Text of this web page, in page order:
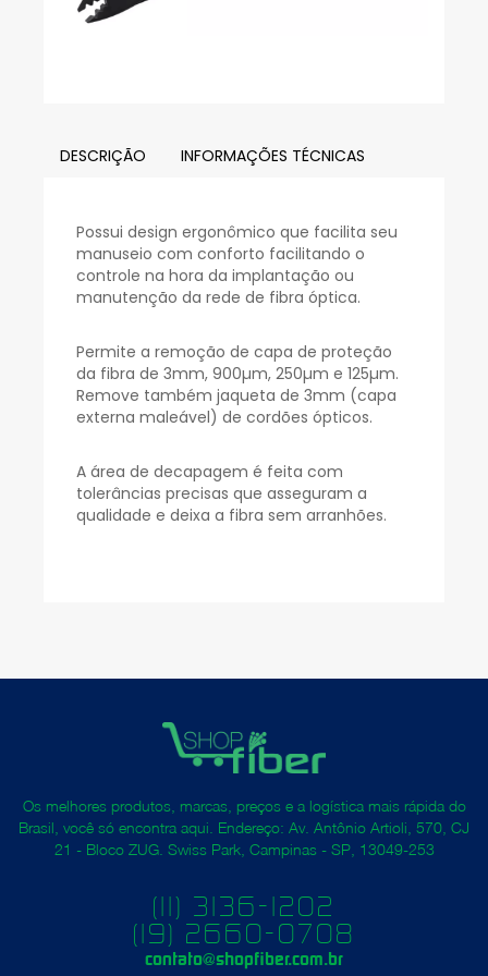
DESCRIÇÃO INFORMAÇÕES TÉCNICAS
Possui design ergonômico que facilita seu
manuseio com conforto facilitando o
controle na hora da implantação ou
manutenção da rede de fibra óptica.
Permite a remoção de capa de proteção
da fibra de 3mm, 900µm, 250µm e 125µm.
Remove também jaqueta de 3mm (capa
externa maleável) de cordões ópticos.
A área de decapagem é feita com
tolerâncias precisas que asseguram a
qualidade e deixa a fibra sem arranhões.
Os melhores produtos, marcas, preços e a logística mais rápida do
Brasil, você só encontra aqui. Endereço: Av. Antônio Artioli, 570, CJ
21 - Bloco ZUG. Swiss Park, Campinas - SP, 13049-253
(11) 3136-1202
(19) 2660-0708
contato@shopfiber.com.br